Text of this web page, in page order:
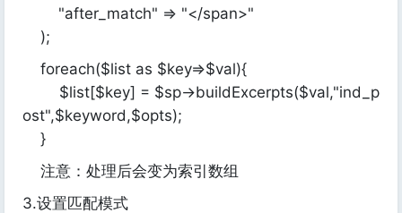
"after_match" => "</span>"
);
foreach($list as $key=>$val){
$list[$key] = $sp->buildExcerpts($val,"ind_p
ost",$keyword,$opts);
}
注意：处理后会变为索引数组
3.设置匹配模式